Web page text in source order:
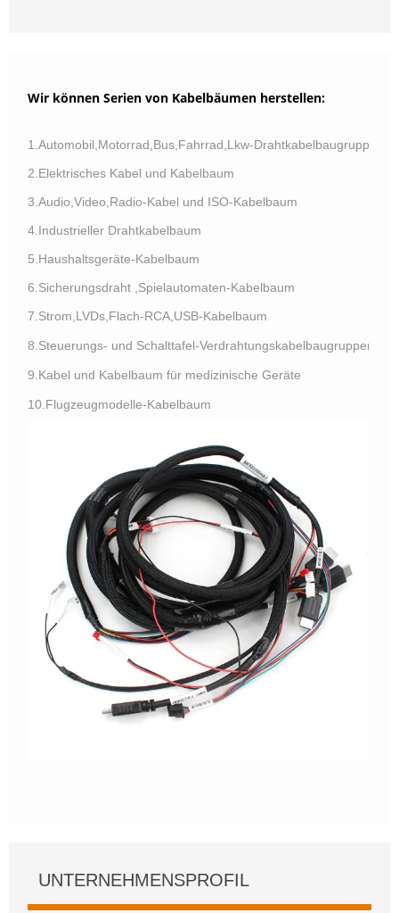
Wir können Serien von Kabelbäumen herstellen:
1.Automobil,Motorrad,Bus,Fahrrad,Lkw-Drahtkabelbaugruppe
2.Elektrisches Kabel und Kabelbaum
3.Audio,Video,Radio-Kabel und ISO-Kabelbaum
4.Industrieller Drahtkabelbaum
5.Haushaltsgeräte-Kabelbaum
6.Sicherungsdraht ,Spielautomaten-Kabelbaum
7.Strom,LVDs,Flach-RCA,USB-Kabelbaum
8.Steuerungs- und Schalttafel-Verdrahtungskabelbaugruppen
9.Kabel und Kabelbaum für medizinische Geräte
10.Flugzeugmodelle-Kabelbaum
UNTERNEHMENSPROFIL